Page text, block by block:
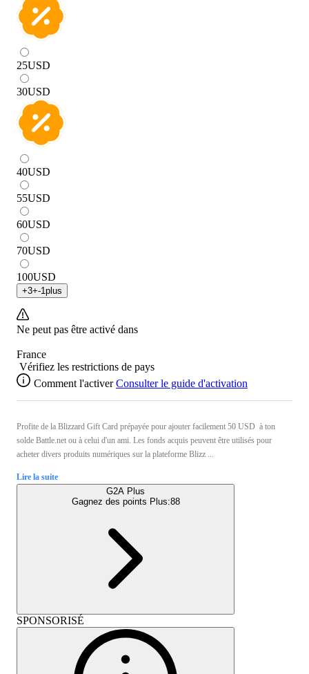
25USD
30USD
40USD
55USD
60USD
70USD
100USD
+3+-1plus
Ne peut pas être activé dans
France
Vérifiez les restrictions de pays
Comment l'activer Consulter le guide d'activation
Profite de la Blizzard Gift Card prépayée pour ajouter facilement 50 USD à ton
solde Battle.net ou à celui d'un ami. Les fonds acquis peuvent être utilisés pour
acheter divers produits numériques sur la plateforme Blizz ...
Lire la suite
G2A Plus
Gagnez des points Plus:88
SPONSORISÉ